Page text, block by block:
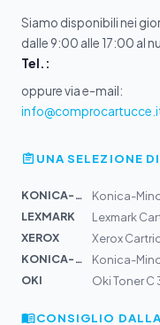
Siamo disponibili nei
dalle 9:00 alle 17:00 al
Tel.:
oppure via e-mail:
UNA SELEZIONE
KONICA-MIN...
Konica-
LEXMARK
Lexmark
XEROX
Xerox
KONICA-MIN...
OKI
Oki Toner C
CONSIGLIO